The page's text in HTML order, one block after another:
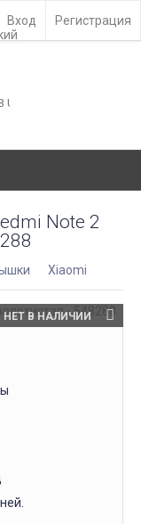
Вход Регистрация
Note 2
Xiaomi
НЕТ В НАЛИЧИИ